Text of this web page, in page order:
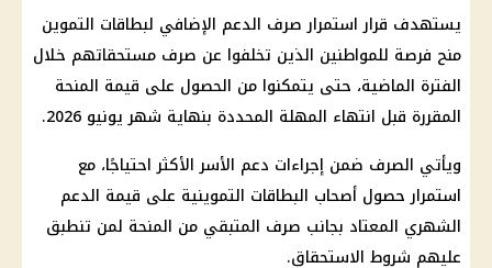
يستهدف قرار استمرار صرف الدعم الإضافي لبطاقات التموين
منح فرصة للمواطنين الذين تخلفوا عن صرف مستحقاتهم خلال
الفترة الماضية، حتى يتمكنوا من الحصول على قيمة المنحة
المقررة قبل انتهاء المهلة المحددة بنهاية شهر يونيو 2026.
ويأتي الصرف ضمن إجراءات دعم الأسر الأكثر احتياجًا، مع
استمرار حصول أصحاب البطاقات التموينية على قيمة الدعم
الشهري المعتاد بجانب صرف المتبقي من المنحة لمن تنطبق
عليهم شروط الاستحقاق.